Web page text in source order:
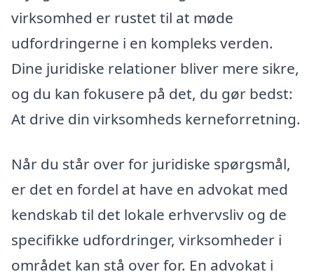
virksomhed er rustet til at møde
udfordringerne i en kompleks verden.
Dine juridiske relationer bliver mere sikre,
og du kan fokusere på det, du gør bedst:
At drive din virksomheds kerneforretning.
Når du står over for juridiske spørgsmål,
er det en fordel at have en advokat med
kendskab til det lokale erhvervsliv og de
specifikke udfordringer, virksomheder i
området kan stå over for. En advokat i